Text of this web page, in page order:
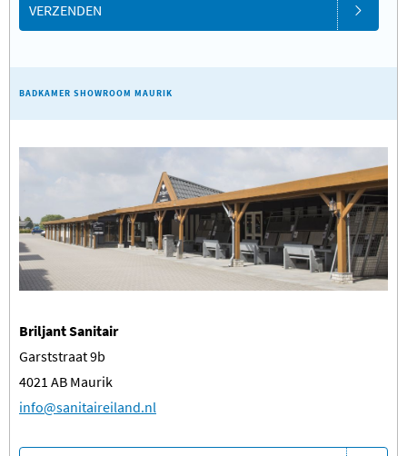
VERZENDEN
BADKAMER SHOWROOM MAURIK
Briljant Sanitair
Garststraat 9b
4021 AB Maurik
​info@sanitaireiland.nl